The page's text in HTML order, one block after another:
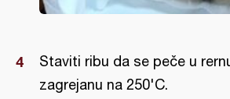
Staviti ribu da se peče u
zagrejanu na 250'C.